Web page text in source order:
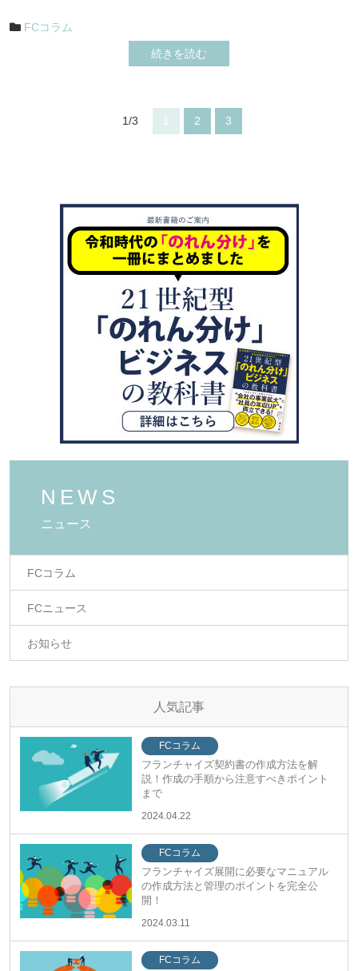
FCコラム
続きを読む
1/3 1 2 3
NEWS
ニュース
FCコラム
FCニュース
お知らせ
人気記事
FCコラム
フランチャイズ契約書の作成方法を解
説！作成の手順から注意すべきポイント
まで
2024.04.22
FCコラム
フランチャイズ展開に必要なマニュアル
の作成方法と管理のポイントを完全公
開！
2024.03.11
FCコラム